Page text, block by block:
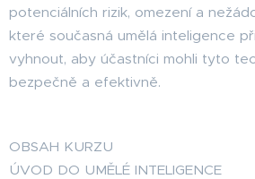
potenciálních rizik, omezení a
které současná umělá inteligence
vyhnout, aby účastníci mohli tyto
bezpečně a efektivně.
OBSAH KURZU
ÚVOD DO UMĚLÉ INTELIGENCE